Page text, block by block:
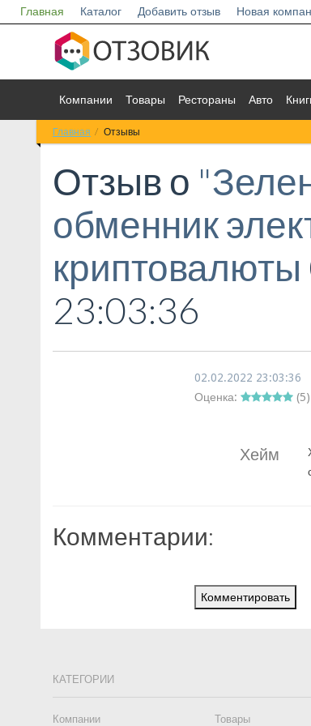
Главная Каталог Добавить отзыв Новая
Компании Товары Рестораны Авто
Главная Отзывы
Отзыв о
обменник
криптовалюты
23:03:36
02.02.2022 23:03:36
Оценка:
(5)
Хейм
Комментарии:
Комментировать
КАТЕГОРИИ
Компании Товары